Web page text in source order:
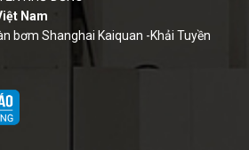
Nam
bơm Shanghai Kaiquan -Khải Tuyền